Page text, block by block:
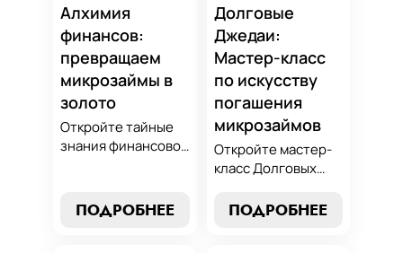
Алхимия
финансов:
превращаем
микрозаймы в
золото
Откройте тайные
знания финансовой
превращать
обязательства по
ПОДРОБНЕЕ
Долговые
Джедаи:
Мастер-класс
по искусству
погашения
микрозаймов
Откройте мастер-
класс Долговых
погашению
ПОДРОБНЕЕ